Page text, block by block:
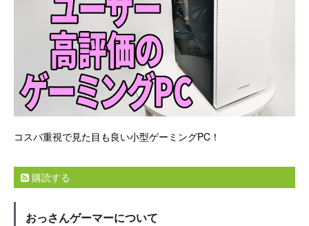
コスパ重視で見た目も良い小型ゲーミングPC！
購読する
おっさんゲーマーについて